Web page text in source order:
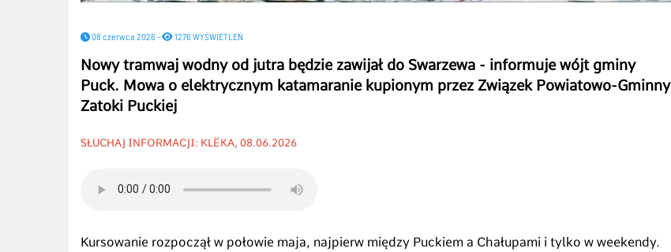
08 czerwca 2026 - 1276 WYŚWIETLEŃ
Nowy tramwaj wodny od jutra będzie zawijał do Swarzewa - informuje wójt gminy
Puck. Mowa o elektrycznym katamaranie kupionym przez Związek Powiatowo-Gminny
Zatoki Puckiej
SŁUCHAJ INFORMACJI: KLËKA, 08.06.2026
Kursowanie rozpoczął w połowie maja, najpierw między Puckiem a Chałupami i tylko w weekendy.